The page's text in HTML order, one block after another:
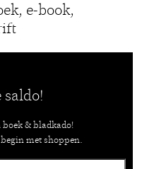
e-book,
saldo!
boek & bladkado!
met shoppen.